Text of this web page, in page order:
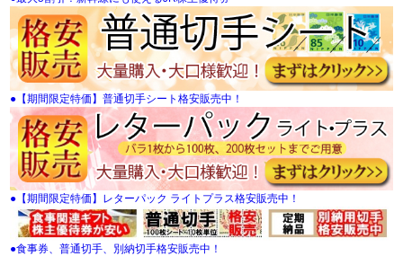
●【期間限定特価】普通切手シート格安販売中！
●【期間限定特価】レターパック ライトプラス格安販売中！
●食事券、普通切手、別納切手格安販売中！